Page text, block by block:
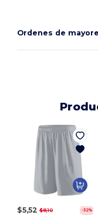
Ordenes de
$5,52 $8,10 -32%